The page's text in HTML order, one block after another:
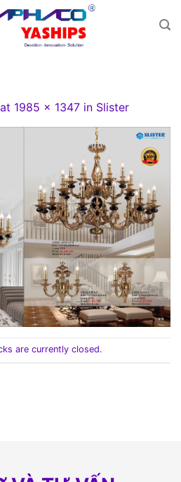
at 1985 × 1347 in Slister
are currently closed.